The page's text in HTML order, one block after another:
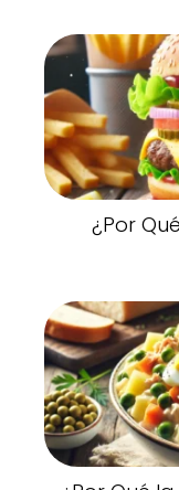
¿Por